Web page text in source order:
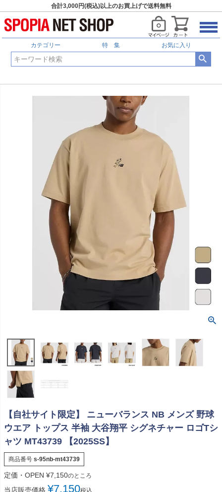
合計3,000円(税込)以上のお買上げで送料無料
カテゴリー 特 集 お気に入り
【自社サイト限定】 ニューバランス NB メンズ 野球
ウエア トップス 半袖 大谷翔平 シグネチャー ロゴTシ
ャツ MT43739 【2025SS】
商品番号 s-95nb-mt43739
定価・OPEN ¥7,150のところ
当店販売価格 ¥7,150税込